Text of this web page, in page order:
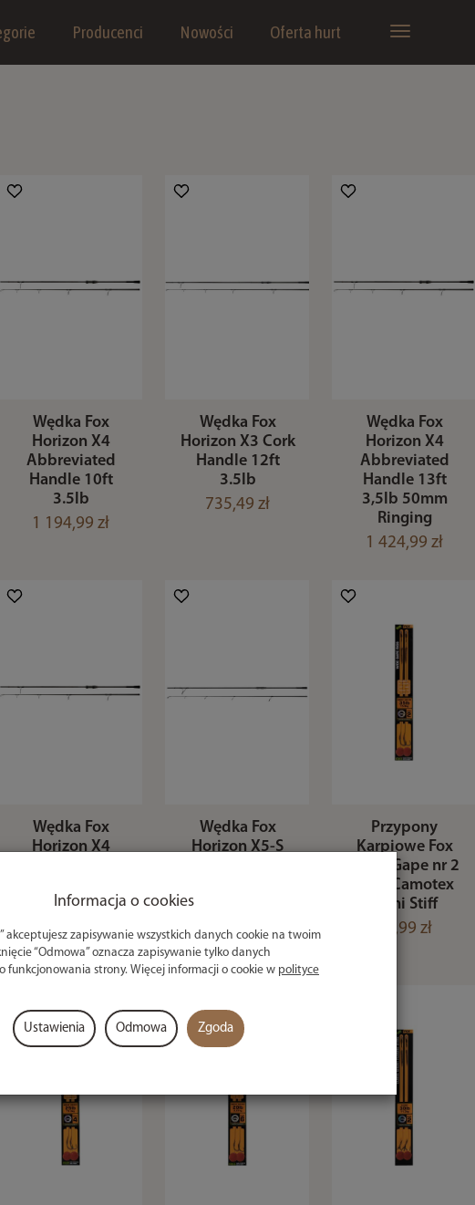
Producenci Nowości Oferta hurt
Wędka Fox
Horizon X4
Abbreviated
Handle 10ft
3.5lb
1 194,99 zł
Wędka Fox
Horizon X3 Cork
Handle 12ft
3.5lb
735,49 zł
Wędka Fox
Horizon X4
Abbreviated
Handle 13ft
3,5lb 50mm
Ringing
1 424,99 zł
Wędka Fox
Horizon X4
Shrink 13ft
1 241,49 zł
Wędka Fox
Horizon X5-S
Przypony
Karpiowe Fox
Wide Gape nr 2
35lb Camotex
Semi Stiff
24,99 zł
Informacja o cookies
akceptujesz zapisywanie wszystkich danych cookie na twoim
“Odmowa” oznacza zapisywanie tylko danych
funkcjonowania strony. Więcej informacji o cookie w polityce
Ustawienia Odmowa Zgoda